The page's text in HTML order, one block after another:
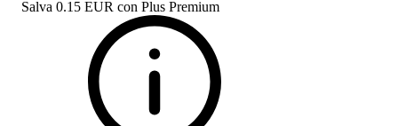
Salva 0.15 EUR con Plus Premium